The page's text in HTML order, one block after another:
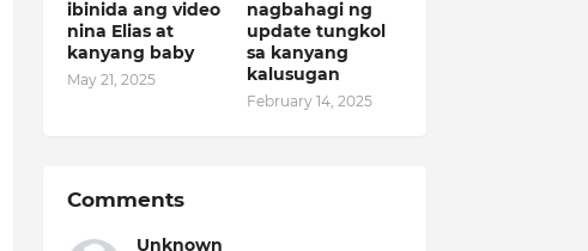
ibinida ang video
nina Elias at
kanyang baby
May 21, 2025
nagbahagi ng
update tungkol
sa kanyang
kalusugan
February 14, 2025
Comments
Unknown